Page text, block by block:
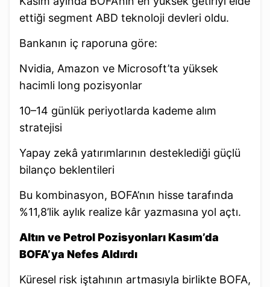
ettiği segment ABD teknoloji devleri oldu.
Bankanın iç raporuna göre:
Nvidia, Amazon ve Microsoft’ta yüksek
hacimli long pozisyonlar
10–14 günlük periyotlarda kademe alım
stratejisi
Yapay zekâ yatırımlarının desteklediği güçlü
bilanço beklentileri
Bu kombinasyon, BOFA’nın hisse tarafında
%11,8’lik aylık realize kâr yazmasına yol açtı.
Altın ve Petrol Pozisyonları Kasım’da
BOFA’ya Nefes Aldırdı
Küresel risk iştahının artmasıyla birlikte BOFA,